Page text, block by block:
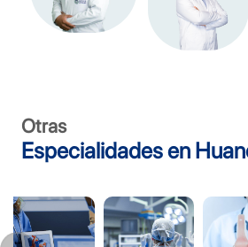
Otras
Especialidades en